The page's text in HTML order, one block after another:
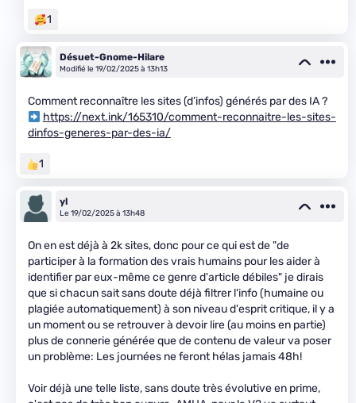
1
Désuet-Gnome-Hilare
Modifié le 19/02/2025 à 13h13
Comment reconnaître les sites (d’infos) générés par des IA ?
https://next.ink/165310/comment-reconnaitre-les-sites-
dinfos-generes-par-des-ia/
1
yl
Le 19/02/2025 à 13h48
On en est déjà à 2k sites, donc pour ce qui est de "de
participer à la formation des vrais humains pour les aider à
identifier par eux-même ce genre d'article débiles" je dirais
que si chacun sait sans doute déjà filtrer l'info (humaine ou
plagiée automatiquement) à son niveau d'esprit critique, il y a
un moment ou se retrouver à devoir lire (au moins en partie)
plus de connerie générée que de contenu de valeur va poser
un problème: Les journées ne feront hélas jamais 48h!
Voir déjà une telle liste, sans doute très évolutive en prime,